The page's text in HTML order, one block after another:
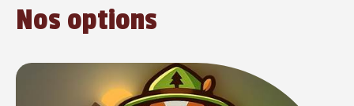
Nos options